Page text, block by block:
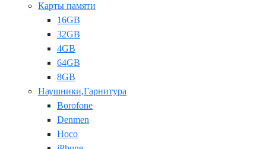
Карты памяти
16GB
32GB
4GB
64GB
8GB
Наушники,Гарнитура
Borofone
Denmen
Hoco